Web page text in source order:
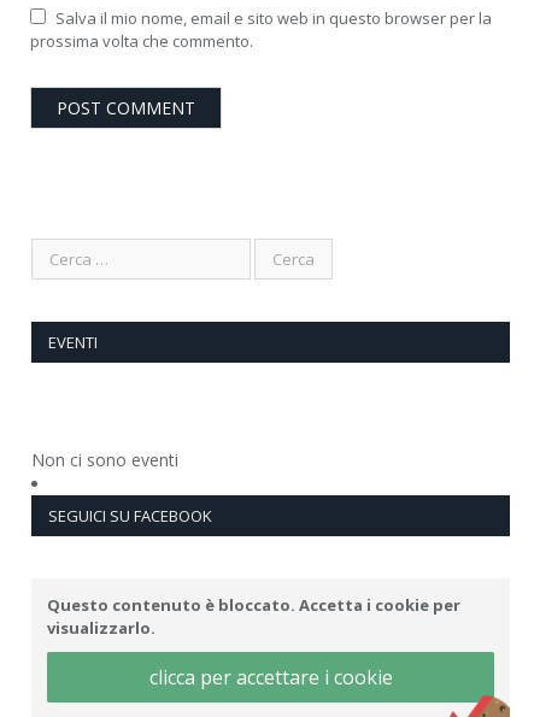
Salva il mio nome, email e sito web in questo browser per la
prossima volta che commento.
EVENTI
Non ci sono eventi
SEGUICI SU FACEBOOK
Questo contenuto è bloccato. Accetta i cookie per
visualizzarlo.
clicca per accettare i cookie